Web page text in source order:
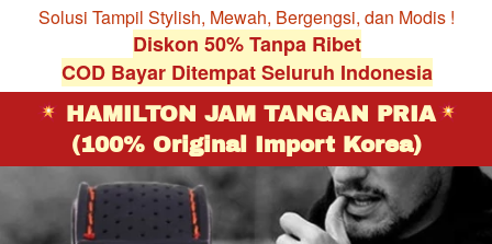
Solusi Tampil Stylish, Mewah, Bergengsi, dan Modis !
Diskon 50% Tanpa Ribet
COD Bayar Ditempat Seluruh Indonesia
HAMILTON JAM TANGAN PRIA
(100% Original Import Korea)